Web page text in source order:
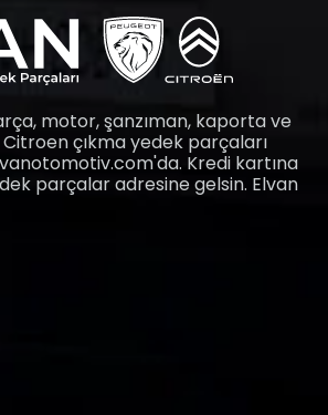
motor, şanzıman, kaporta ve
çıkma yedek parçaları
Kredi kartına
parçalar adresine gelsin. Elvan